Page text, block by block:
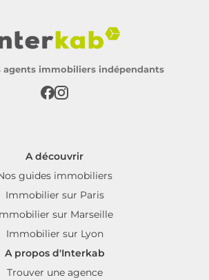
agents immobiliers indépendants
A découvrir
guides immobiliers
Immobilier sur Paris
sur Marseille
Immobilier sur Lyon
A propos d'Interkab
Trouver une agence